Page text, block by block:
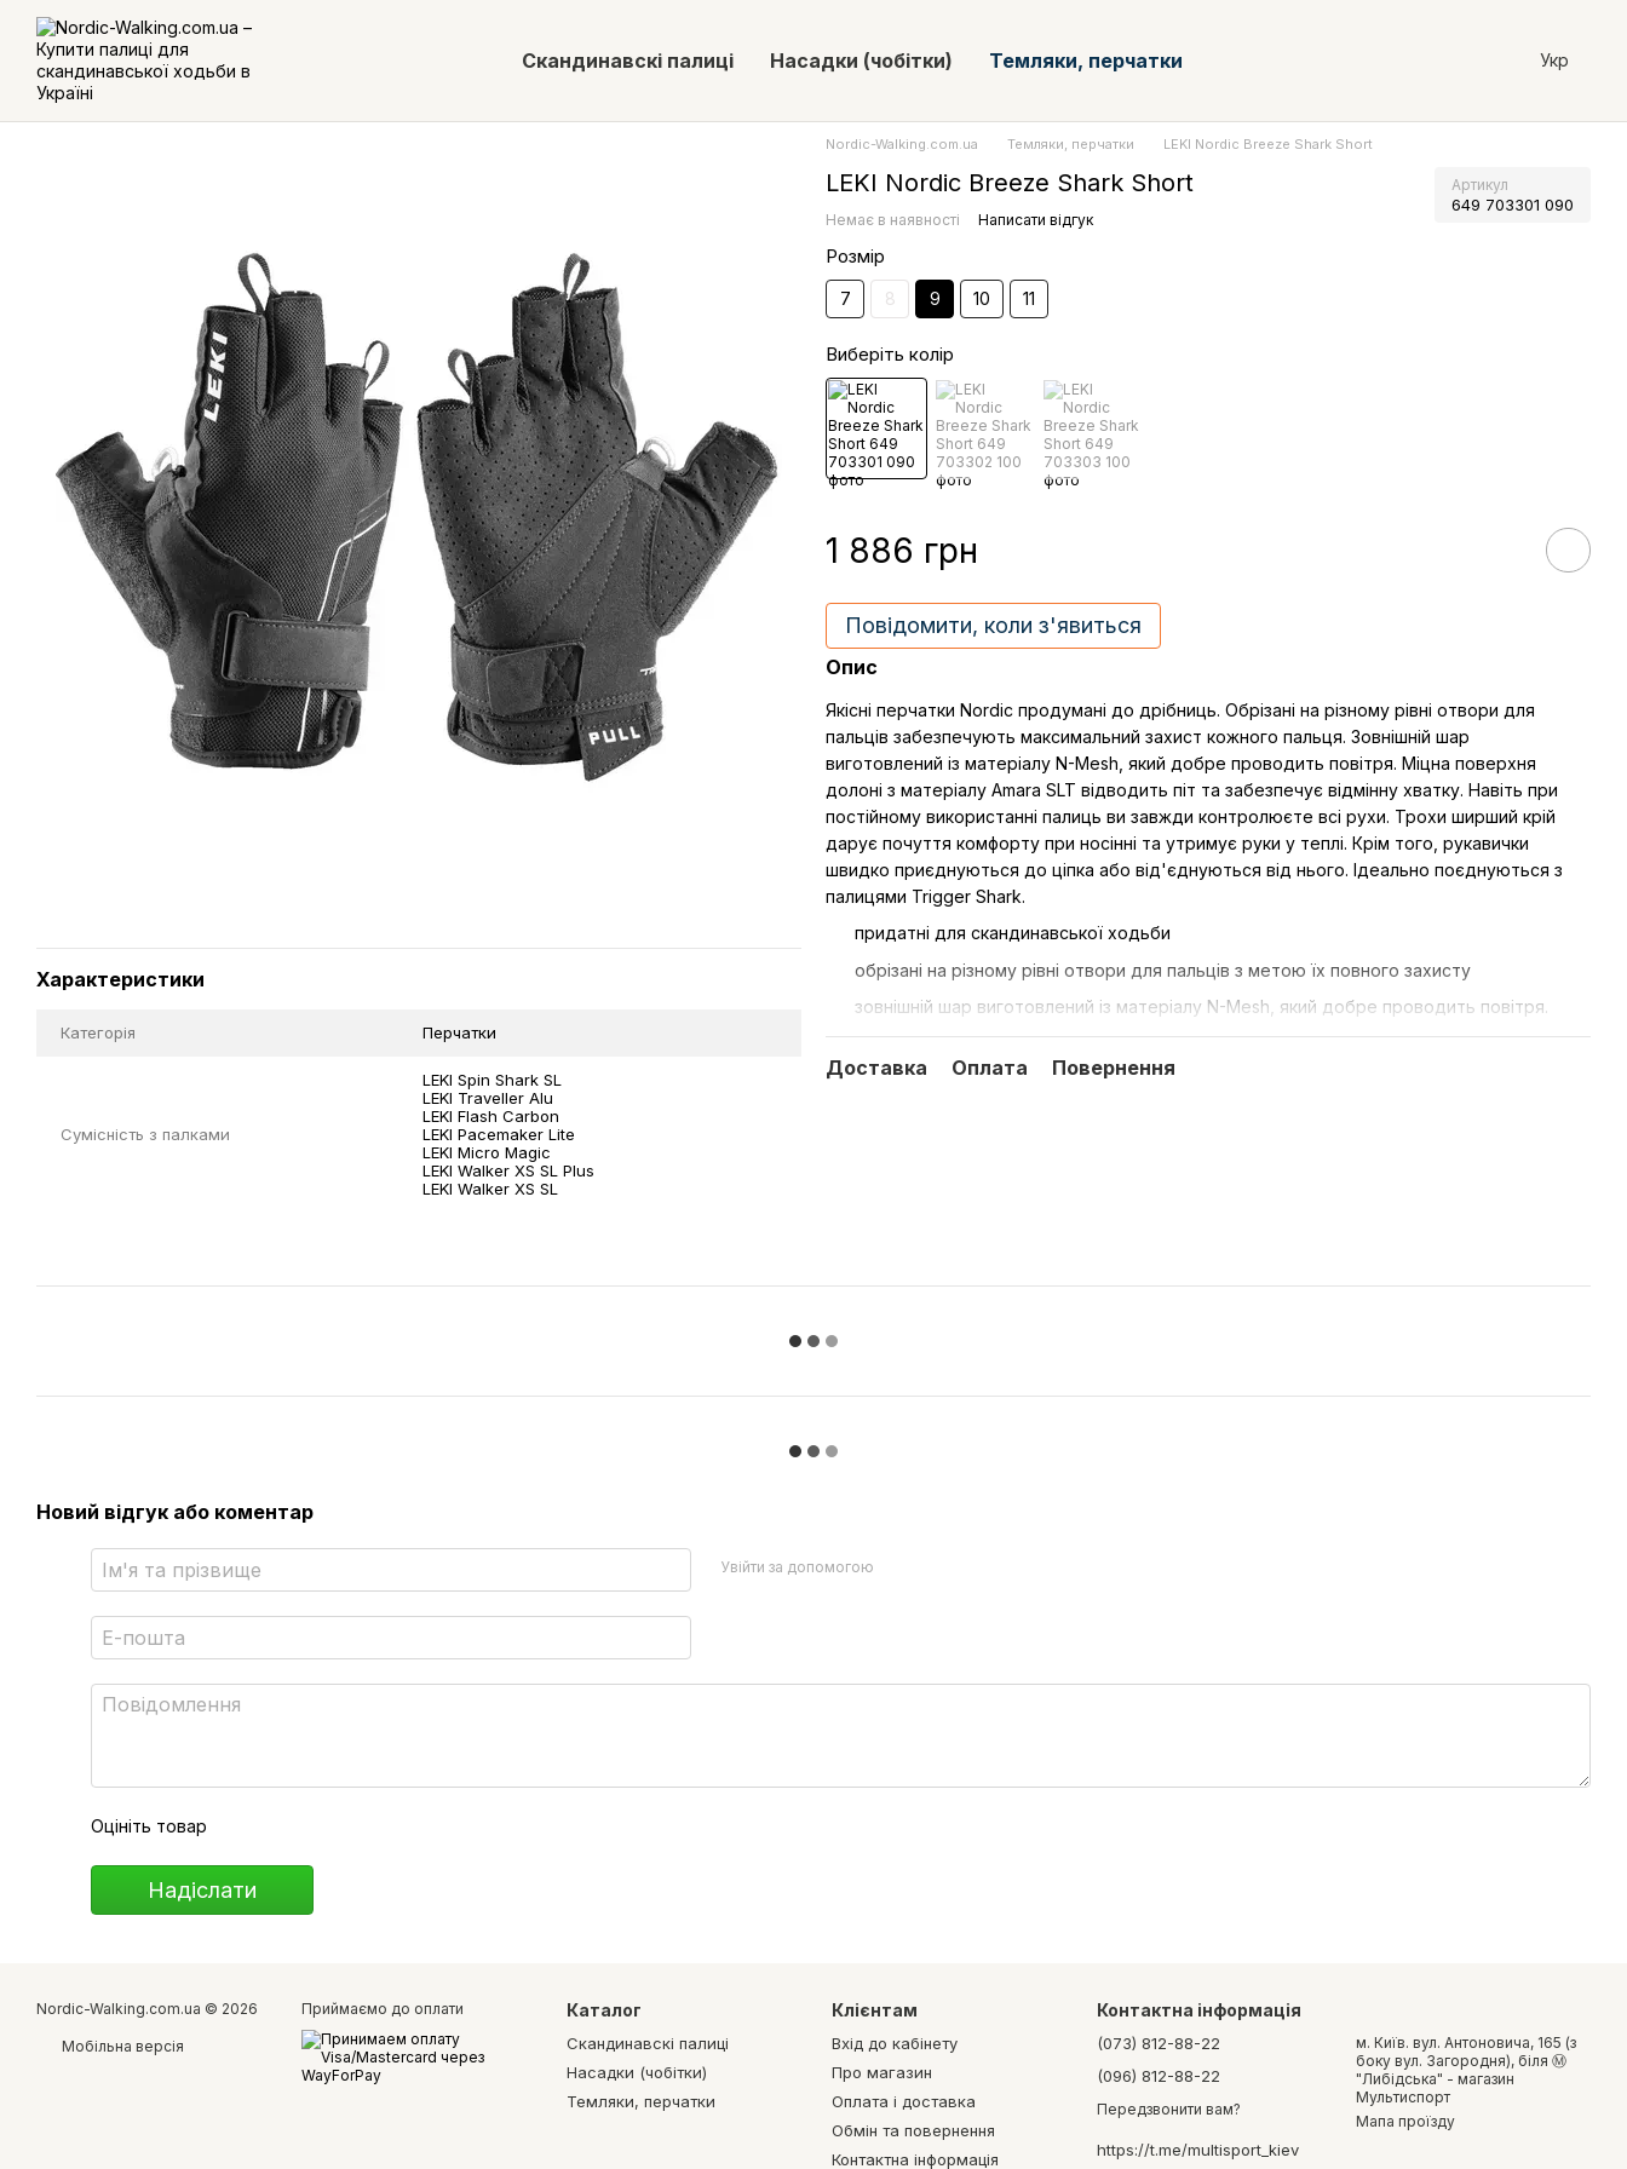
Перейти до основного контенту
Скандинавскі палиці Насадки (чобітки) Темляки, перчатки Укр
Характеристики
Категорія Перчатки
Cумісність з палками
LEKI Spin Shark SL
LEKI Traveller Alu
LEKI Flash Carbon
LEKI Pacemaker Lite
LEKI Micro Magic
LEKI Walker XS SL Plus
LEKI Walker XS SL
Nordic-Walking.com.ua Темляки, перчатки LEKI Nordic Breeze Shark Short
LEKI Nordic Breeze Shark Short Артикул
649 703301 090
Немає в наявності Написати відгук
Розмір
7 8 9 10 11
Виберіть колір
1 886 грн
Повідомити, коли з'явиться
Опис
Якісні перчатки Nordic продумані до дрібниць. Обрізані на різному рівні отвори для
пальців забезпечують максимальний захист кожного пальця. Зовнішній шар
виготовлений із матеріалу N-Mesh, який добре проводить повітря. Міцна поверхня
долоні з матеріалу Amara SLT відводить піт та забезпечує відмінну хватку. Навіть при
постійному використанні палиць ви завжди контролюєте всі рухи. Трохи ширший крій
дарує почуття комфорту при носінні та утримує руки у теплі. Крім того, рукавички
швидко приєднуються до ціпка або від'єднуються від нього. Ідеально поєднуються з
палицями Trigger Shark.
придатні для скандинавської ходьби
обрізані на різному рівні отвори для пальців з метою їх повного захисту
зовнішній шар виготовлений із матеріалу N-Mesh, який добре проводить повітря.
поверхня долоні відводить піт та забезпечує відмінну хватку.
система кріплення палиці Trigger Shark 2.0
Доставка Оплата Повернення
Новий відгук або коментар
Увійти за допомогою
Оцініть товар
Надіслати
Nordic-Walking.com.ua © 2026
Мобільна версія
Приймаємо до оплати Каталог
Скандинавскі палиці
Насадки (чобітки)
Темляки, перчатки
Клієнтам
Вхід до кабінету
Про магазин
Оплата і доставка
Обмін та повернення
Контактна інформація
Контактна інформація
(073) 812-88-22
(096) 812-88-22
Передзвонити вам?
https://t.me/multisport_kiev
м. Київ. вул. Антоновича, 165 (з
боку вул. Загородня), біля Ⓜ️
"Либідська" - магазин
Мультиспорт
Мапа проїзду